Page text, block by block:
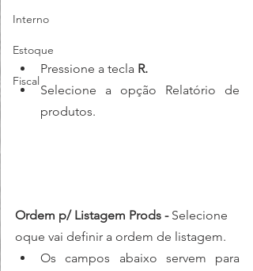
Interno
Estoque
Fiscal
Pressione a tecla R.
Selecione a opção Relatório de
produtos.
Ordem p/ Listagem Prods - Selecione
oque vai definir a ordem de listagem.
Os campos abaixo servem para